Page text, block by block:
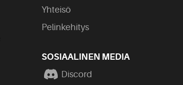
Yhteisö
Pelinkehitys
SOSIAALINEN MEDIA
Discord